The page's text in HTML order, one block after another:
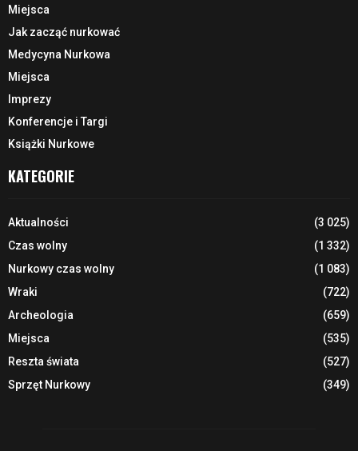
Miejsca
Jak zacząć nurkować
Medycyna Nurkowa
Miejsca
Imprezy
Konferencje i Targi
Książki Nurkowe
KATEGORIE
Aktualności
(3 025)
Czas wolny
(1 332)
Nurkowy czas wolny
(1 083)
Wraki
(722)
Archeologia
(659)
Miejsca
(535)
Reszta świata
(527)
Sprzęt Nurkowy
(349)